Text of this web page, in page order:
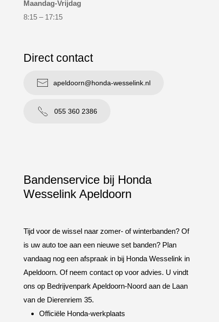
Maandag-Vrijdag
8:15 – 17:15
Direct contact
apeldoorn@honda-wesselink.nl
055 360 2386
Bandenservice bij Honda
Wesselink Apeldoorn
Tijd voor de wissel naar zomer- of winterbanden? Of
is uw auto toe aan een nieuwe set banden? Plan
vandaag nog een afspraak in bij Honda Wesselink in
Apeldoorn. Of neem contact op voor advies. U vindt
ons op Bedrijvenpark Apeldoorn-Noord aan de Laan
van de Dierenriem 35.
Officiële Honda-werkplaats